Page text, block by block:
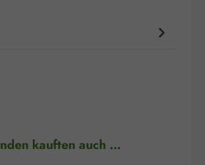
kauften auch …